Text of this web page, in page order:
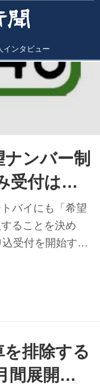
インタビュー
ンバー制
受付は今
バイにも「希望
ることを決め
受付を開始す
自動車（軽二
導入に合わせ
を排除する
間展開中